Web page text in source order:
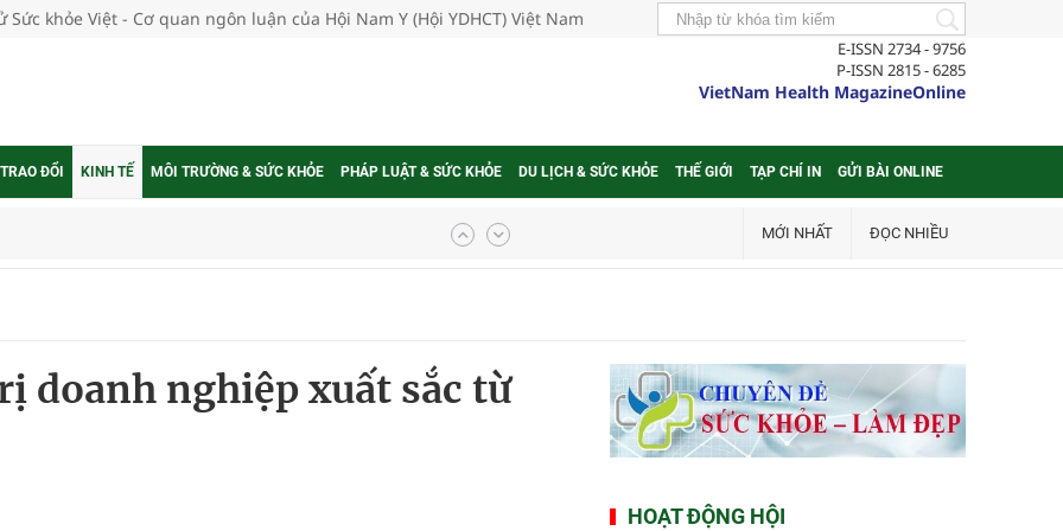
Sức khỏe Việt - Cơ quan ngôn luận của Hội Nam Y (Hội YDHCT) Việt Nam
E-ISSN 2734 - 9756
P-ISSN 2815 - 6285
VietNam Health MagazineOnline
ĐỔI KINH TẾ MÔI TRƯỜNG & SỨC KHỎE PHÁP LUẬT & SỨC KHỎE DU LỊCH & SỨC KHỎE THẾ GIỚI TẠP CHÍ IN GỬI BÀI ONLINE
cực hiệu quả
gia
MỚI NHẤT ĐỌC NHIỀU
doanh nghiệp xuất sắc từ
HOẠT ĐỘNG HỘI